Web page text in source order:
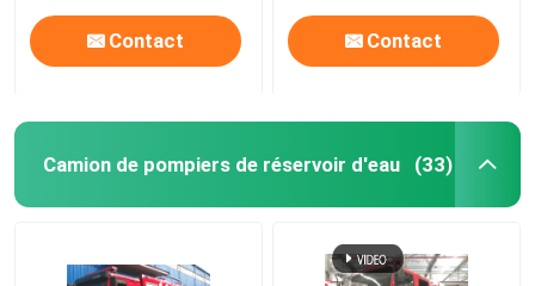
Contact Contact
Camion de pompiers de réservoir d'eau (33)